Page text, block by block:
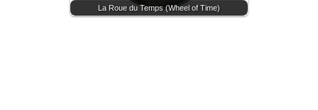
La Roue du Temps (Wheel of Time)